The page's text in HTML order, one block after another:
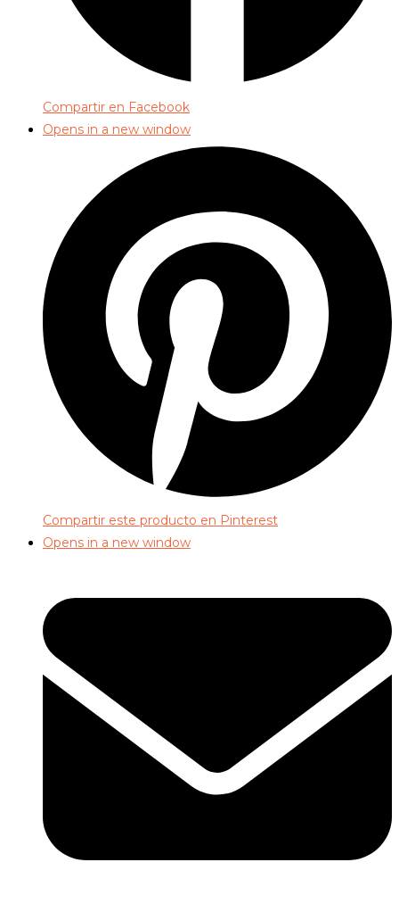
Compartir en Facebook
Opens in a new window
Compartir este producto en Pinterest
Opens in a new window